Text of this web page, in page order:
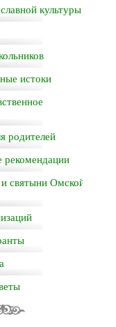
культуры
истоки
родителей
рекомендации
святыни Омской